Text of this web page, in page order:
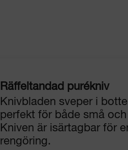
Räffeltandad purékniv
Knivbladen sveper i
perfekt för både små
Kniven är isärtagbar för
rengöring.